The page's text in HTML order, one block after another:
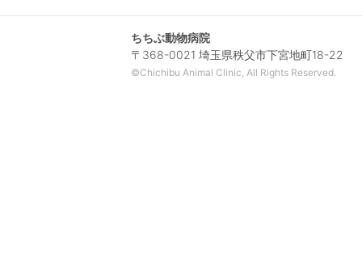
ちちぶ動物病院
〒368-0021 埼玉県秩父市下宮地町18-22
©Chichibu Animal Clinic, All Rights Reserved.